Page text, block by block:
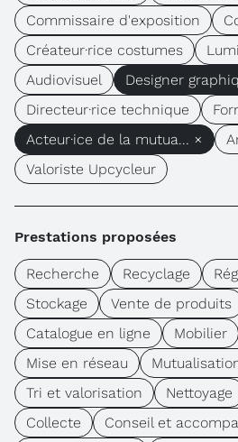
Commissaire d'exposition
Créateur·rice costumes
Audiovisuel
Designer
Directeur·rice technique
Acteur·ice de la mutua... ×
Valoriste Upcycleur
Prestations proposées
Recherche Recyclage
Stockage
Vente de produits
Catalogue en ligne
Mobilier
Mise en réseau
Tri et valorisation
Nettoyage
Collecte
Conseil et